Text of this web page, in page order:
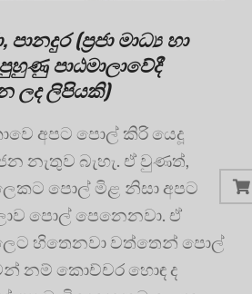
(ප්‍රජා මාධ්‍ය හා
පාඨමාලාවේදී
ලද ලිපියකි)
අපට පොල් කිරි යෙදූ
නැතුව බැහැ. ඒ වුණත්,
පොල් මිළ නිසා අපට
පොල් පෙනෙනවා. ඒ
හිතෙනවා වත්තෙන් පොල්
නම් කොච්චර හොඳ ද